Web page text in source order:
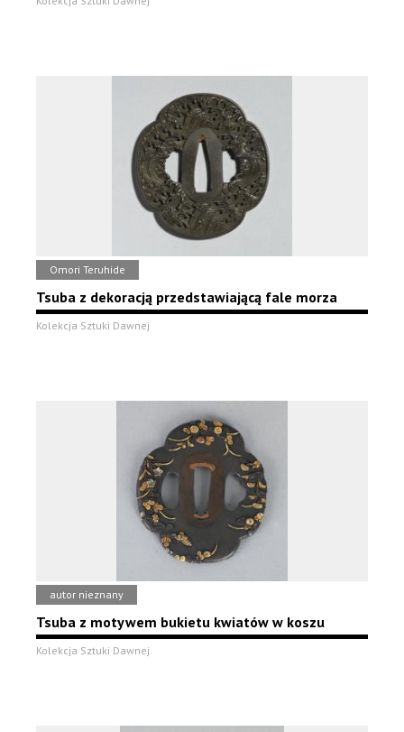
Omori Teruhide
Tsuba z dekoracją przedstawiającą fale morza
Kolekcja Sztuki Dawnej
autor nieznany
Tsuba z motywem bukietu kwiatów w koszu
Kolekcja Sztuki Dawnej